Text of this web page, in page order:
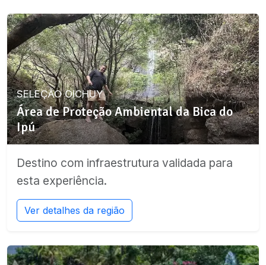
SELEÇÃO OICHUY
Área de Proteção Ambiental da Bica do
Ipú
Destino com infraestrutura validada para
esta experiência.
Ver detalhes da região